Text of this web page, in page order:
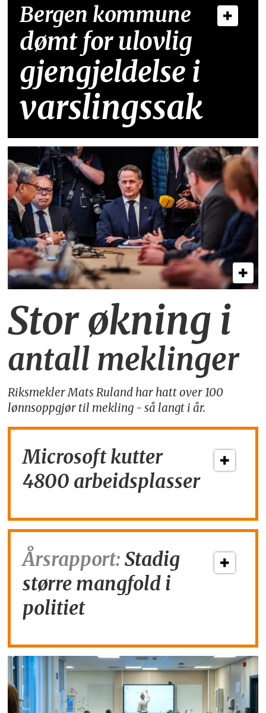
Bergen kommune
dømt for ulovlig
gjengjeldelse i
varslingssak
Stor økning i
antall meklinger
Riksmekler Mats Ruland har hatt over 100
lønnsoppgjør til mekling - så langt i år.
Microsoft kutter
4800 arbeidsplasser
Årsrapport: Stadig
større mangfold i
politiet